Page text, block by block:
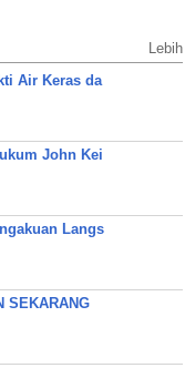
Lebih
Air Keras da
John Kei
Langs
SEKARANG